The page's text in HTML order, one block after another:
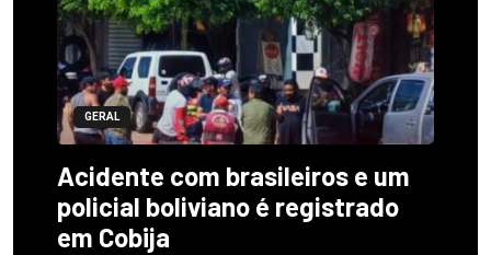
GERAL
Acidente com brasileiros e um
policial boliviano é registrado
em Cobija